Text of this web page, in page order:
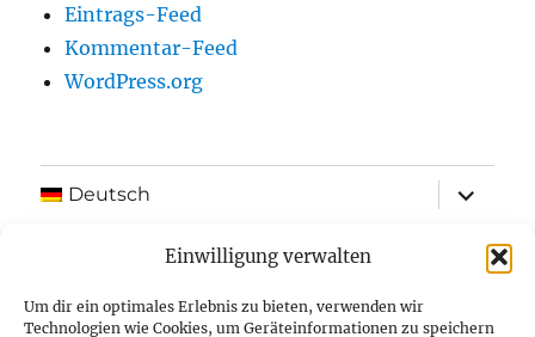
Einwilligung verwalten
Um dir ein optimales Erlebnis zu bieten, verwenden wir
Technologien wie Cookies, um Geräteinformationen zu speichern
Eintrags-Feed
Kommentar-Feed
WordPress.org
Deutsch
öffnen
Kontakt